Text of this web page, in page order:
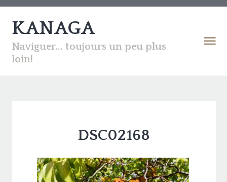
KANAGA
Naviguer... toujours un peu plus
loin!
DSC02168